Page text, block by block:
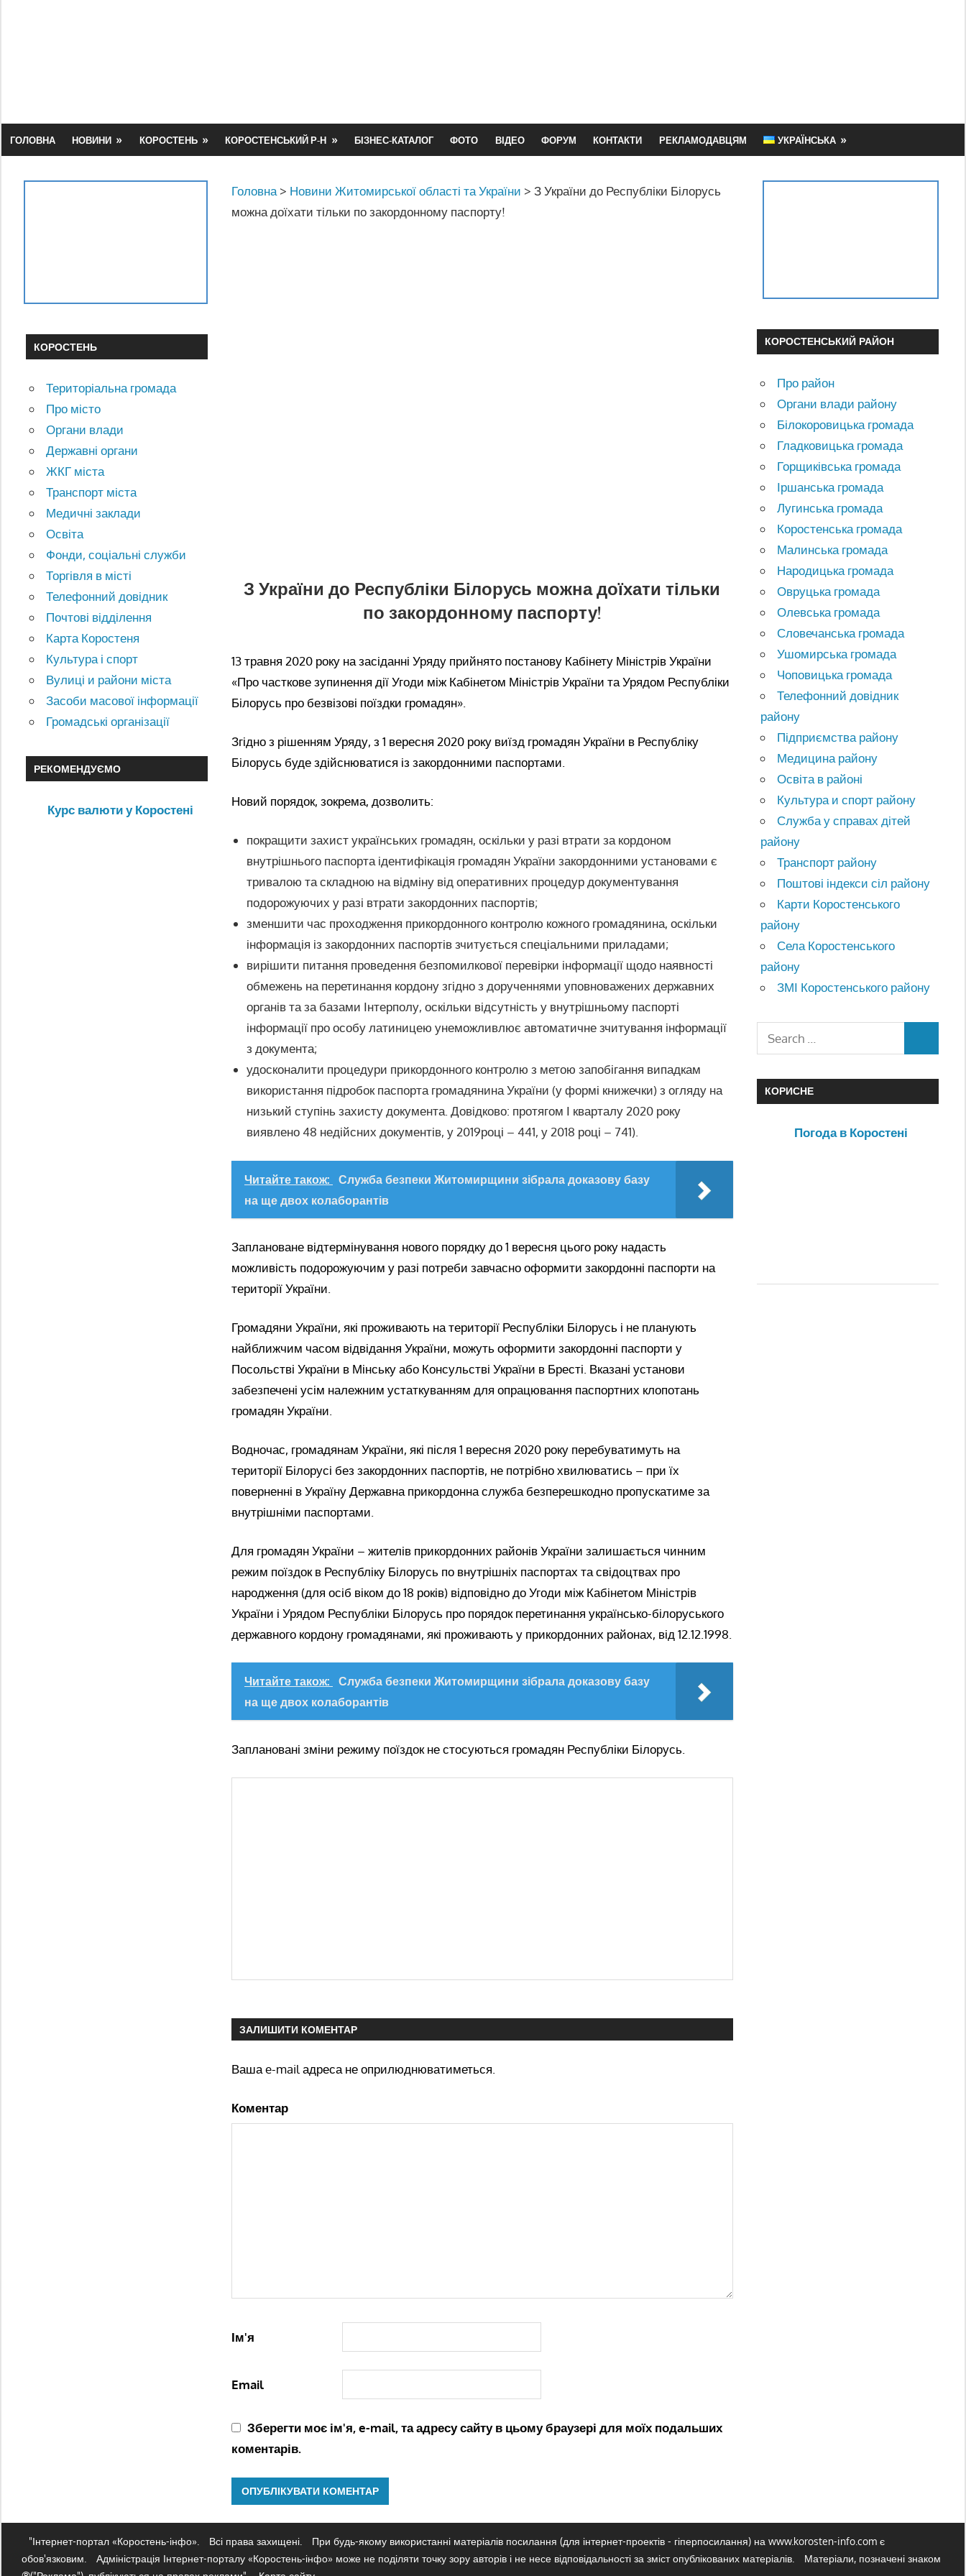
ГОЛОВНА НОВИНИ КОРОСТЕНЬ КОРОСТЕНСЬКИЙ Р-Н БІЗНЕС-КАТАЛОГ ФОТО ВІДЕО ФОРУМ КОНТАКТИ РЕКЛАМОДАВЦЯМ УКРАЇНСЬКА
Головна > Новини Житомирської області та України > З України до Республіки Білорусь
можна доїхати тільки по закордонному паспорту!
З України до Республіки Білорусь можна доїхати тільки
по закордонному паспорту!
13 травня 2020 року на засіданні Уряду прийнято постанову Кабінету Міністрів України
«Про часткове зупинення дії Угоди між Кабінетом Міністрів України та Урядом Республіки
Білорусь про безвізові поїздки громадян».
Згідно з рішенням Уряду, з 1 вересня 2020 року виїзд громадян України в Республіку
Білорусь буде здійснюватися із закордонними паспортами.
Новий порядок, зокрема, дозволить:
покращити захист українських громадян, оскільки у разі втрати за кордоном
внутрішнього паспорта ідентифікація громадян України закордонними установами є
тривалою та складною на відміну від оперативних процедур документування
подорожуючих у разі втрати закордонних паспортів;
зменшити час проходження прикордонного контролю кожного громадянина, оскільки
інформація із закордонних паспортів зчитується спеціальними приладами;
вирішити питання проведення безпомилкової перевірки інформації щодо наявності
обмежень на перетинання кордону згідно з дорученнями уповноважених державних
органів та за базами Інтерполу, оскільки відсутність у внутрішньому паспорті
інформації про особу латиницею унеможливлює автоматичне зчитування інформації
з документа;
удосконалити процедури прикордонного контролю з метою запобігання випадкам
використання підробок паспорта громадянина України (у формі книжечки) з огляду на
низький ступінь захисту документа. Довідково: протягом І кварталу 2020 року
виявлено 48 недійсних документів, у 2019році – 441, у 2018 році – 741).
Читайте також:
Служба безпеки Житомирщини зібрала доказову базу
на ще двох колаборантів
Заплановане відтермінування нового порядку до 1 вересня цього року надасть
можливість подорожуючим у разі потреби завчасно оформити закордонні паспорти на
території України.
Громадяни України, які проживають на території Республіки Білорусь і не планують
найближчим часом відвідання України, можуть оформити закордонні паспорти у
Посольстві України в Мінську або Консульстві України в Бресті. Вказані установи
забезпечені усім належним устаткуванням для опрацювання паспортних клопотань
громадян України.
Водночас, громадянам України, які після 1 вересня 2020 року перебуватимуть на
території Білорусі без закордонних паспортів, не потрібно хвилюватись – при їх
поверненні в Україну Державна прикордонна служба безперешкодно пропускатиме за
внутрішніми паспортами.
Для громадян України – жителів прикордонних районів України залишається чинним
режим поїздок в Республіку Білорусь по внутрішніх паспортах та свідоцтвах про
народження (для осіб віком до 18 років) відповідно до Угоди між Кабінетом Міністрів
України і Урядом Республіки Білорусь про порядок перетинання українсько-білоруського
державного кордону громадянами, які проживають у прикордонних районах, від 12.12.1998.
Читайте також:
Служба безпеки Житомирщини зібрала доказову базу
на ще двох колаборантів
Заплановані зміни режиму поїздок не стосуються громадян Республіки Білорусь.
ЗАЛИШИТИ КОМЕНТАР
Ваша e-mail адреса не оприлюднюватиметься.
Коментар
Ім'я
Email
Зберегти моє ім'я, e-mail, та адресу сайту в цьому браузері для моїх подальших
коментарів.
КОРОСТЕНЬ
Територіальна громада
Про місто
Органи влади
Державні органи
ЖКГ міста
Транспорт міста
Медичні заклади
Освіта
Фонди, соціальні служби
Торгівля в місті
Телефонний довідник
Почтові відділення
Карта Коростеня
Культура і спорт
Вулиці и райони міста
Засоби масової інформації
Громадські організації
РЕКОМЕНДУЄМО
Курс валюти у Коростені
КОРОСТЕНСЬКИЙ РАЙОН
Про район
Органи влади району
Білокоровицька громада
Гладковицька громада
Горщиківська громада
Іршанська громада
Лугинська громада
Коростенська громада
Малинська громада
Народицька громада
Овруцька громада
Олевська громада
Словечанська громада
Ушомирська громада
Чоповицька громада
Телефонний довідник
району
Підприємства району
Медицина району
Освіта в районі
Культура и спорт району
Служба у справах дітей
району
Транспорт району
Поштові індекси сіл району
Карти Коростенського
району
Села Коростенського
району
ЗМІ Коростенського району
КОРИСНЕ
Погода в Коростені
"Інтернет-портал «Коростень-інфо». Всі права захищені.
При будь-якому використанні матеріалів посилання (для інтернет-проектів - гіперпосилання) на www.korosten-info.com є
обов'язковим.
Адміністрація Інтернет-порталу «Коростень-інфо» може не поділяти точку зору авторів і не несе відповідальності за зміст опублікованих матеріалів.
Матеріали, позначені знаком